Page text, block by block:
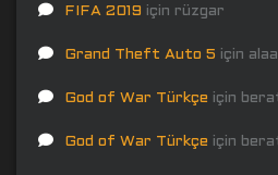
FIFA 2019 için rüzgar
Grand Theft Auto 5 için
God of War Türkçe için
God of War Türkçe için